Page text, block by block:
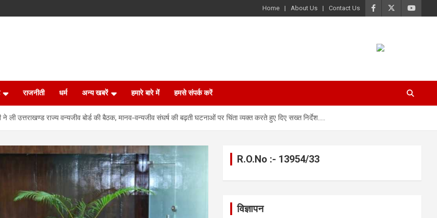
Home About Us Contact Us
राजनीती धर्म अन्य खबरें हमारे बारे में हमसे संपर्क करें
उत्तराखण्ड राज्य वन्यजीव बोर्ड की बैठक, मानव-वन्यजीव संघर्ष की बढ़ती घटनाओं पर चिंता व्यक्त करते हुए दिए सख्त निर्देश…..
R.O.No :- 13954/33
विज्ञापन